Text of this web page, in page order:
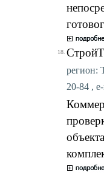
18.
регион:
20-84 ,